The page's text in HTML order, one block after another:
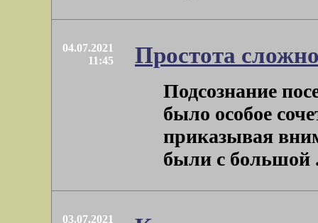
04.07.2021
11:45
Простота
Подсознание
было особое
приказывая
были с большой
03.07.2021